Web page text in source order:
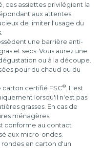
ces assiettes privilégient la
aux attentes
de limiter l'usage du
une barrière anti-
et secs. Vous aurez une
ou à la découpe.
pour du chaud ou du
certifié FSC®
. Il est
lorsqu'il n'est pas
grasses. En cas de
ménagères.
conforme au contact
aux micro-ondes.
en carton d'un